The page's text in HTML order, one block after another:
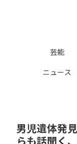
芸能
ニュース
男児遺体発
らも話聞く